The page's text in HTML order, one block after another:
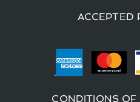
ACCEPTED
CONDITIONS OF